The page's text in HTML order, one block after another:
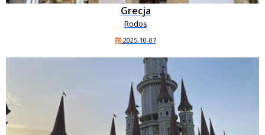
Grecja
Rodos
2025-10-07